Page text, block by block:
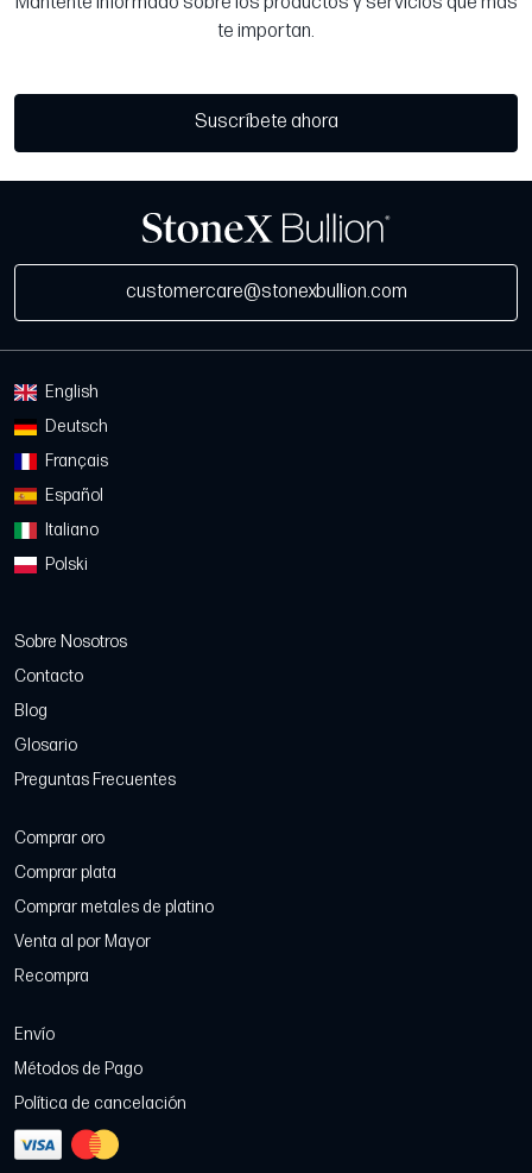
te importan.
Suscríbete ahora
customercare@stonexbullion.com
English
Deutsch
Français
Español
Italiano
Polski
Sobre Nosotros
Contacto
Blog
Glosario
Preguntas Frecuentes
Comprar oro
Comprar plata
Comprar metales de platino
Venta al por Mayor
Recompra
Envío
Métodos de Pago
Política de cancelación